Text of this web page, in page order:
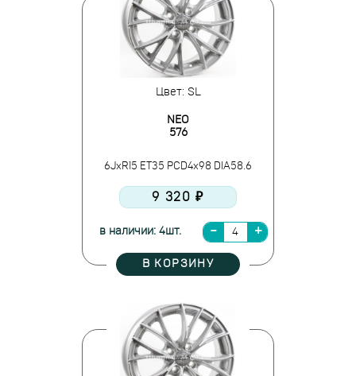
Цвет: SL
NEO
576
6JxR15 ET35 PCD4x98 DIA58.6
9 320 ₽
в наличии: 4шт.
В КОРЗИНУ